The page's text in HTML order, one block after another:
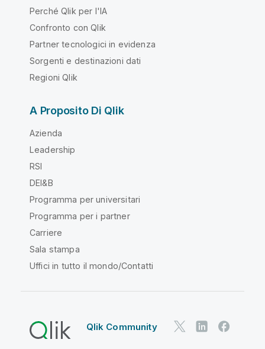
Perché Qlik per l'IA
Confronto con Qlik
Partner tecnologici in evidenza
Sorgenti e destinazioni dati
Regioni Qlik
A Proposito Di Qlik
Azienda
Leadership
RSI
DEI&B
Programma per universitari
Programma per i partner
Carriere
Sala stampa
Uffici in tutto il mondo/Contatti
Qlik Community